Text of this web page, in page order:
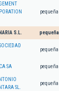
pequeña
S.L. pequeña
pequeña
SA pequeña
SL.
pequeña